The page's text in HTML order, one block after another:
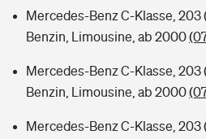
Mercedes-Benz C-Klasse, 203
Benzin, Limousine, ab 2000
Mercedes-Benz C-Klasse, 203
Benzin, Limousine, ab 2000
Mercedes-Benz C-Klasse, 203